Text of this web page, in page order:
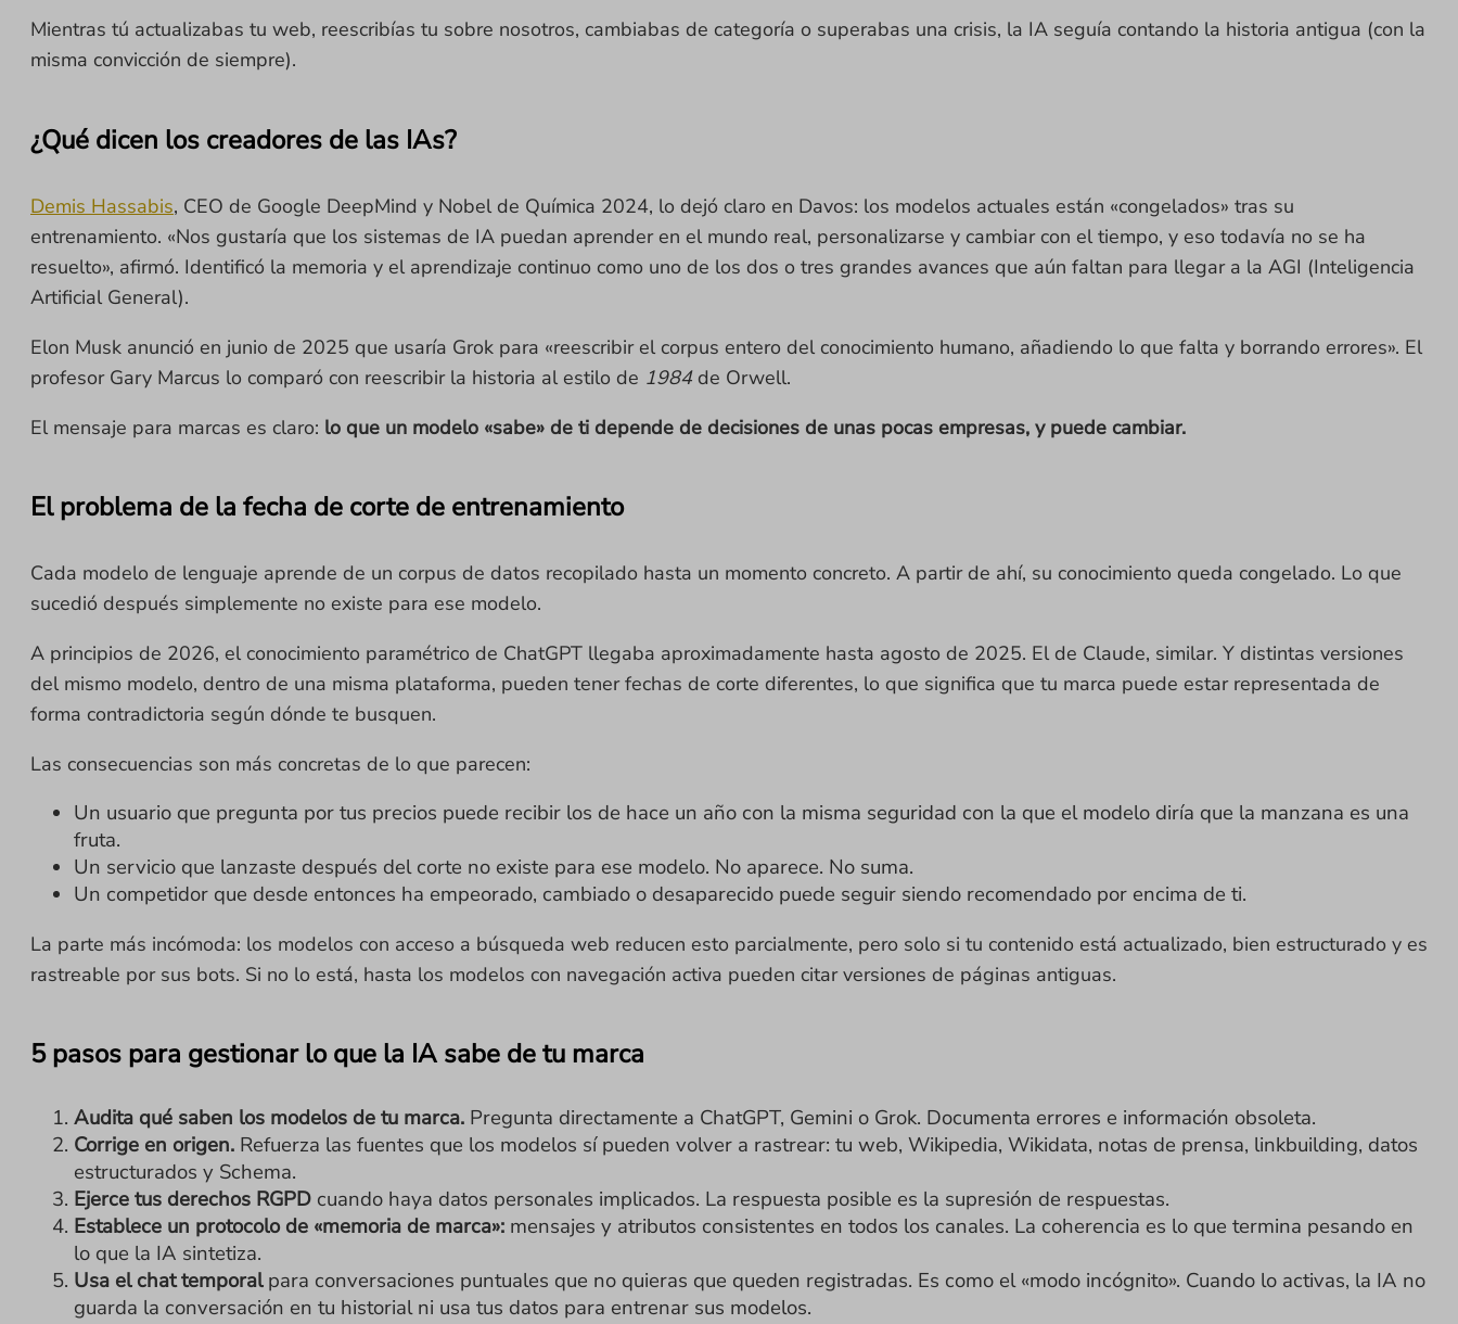
Mientras tú actualizabas tu web, reescribías tu sobre nosotros, cambiabas de categoría o superabas una crisis, la IA seguía contando la historia antigua (con la
misma convicción de siempre).
¿Qué dicen los creadores de las IAs?
Demis Hassabis, CEO de Google DeepMind y Nobel de Química 2024, lo dejó claro en Davos: los modelos actuales están «congelados» tras su
entrenamiento. «Nos gustaría que los sistemas de IA puedan aprender en el mundo real, personalizarse y cambiar con el tiempo, y eso todavía no se ha
resuelto», afirmó. Identificó la memoria y el aprendizaje continuo como uno de los dos o tres grandes avances que aún faltan para llegar a la AGI (Inteligencia
Artificial General).
Elon Musk anunció en junio de 2025 que usaría Grok para «reescribir el corpus entero del conocimiento humano, añadiendo lo que falta y borrando errores». El
profesor Gary Marcus lo comparó con reescribir la historia al estilo de 1984de Orwell.
El mensaje para marcas es claro: lo que un modelo «sabe» de ti depende de decisiones de unas pocas empresas, y puede cambiar.
El problema de la fecha de corte de entrenamiento
Cada modelo de lenguaje aprende de un corpus de datos recopilado hasta un momento concreto. A partir de ahí, su conocimiento queda congelado. Lo que
sucedió después simplemente no existe para ese modelo.
A principios de 2026, el conocimiento paramétrico de ChatGPT llegaba aproximadamente hasta agosto de 2025. El de Claude, similar. Y distintas versiones
del mismo modelo, dentro de una misma plataforma, pueden tener fechas de corte diferentes, lo que significa que tu marca puede estar representada de
forma contradictoria según dónde te busquen.
Las consecuencias son más concretas de lo que parecen:
Un usuario que pregunta por tus precios puede recibir los de hace un año con la misma seguridad con la que el modelo diría que la manzana es una
fruta.
Un servicio que lanzaste después del corte no existe para ese modelo. No aparece. No suma.
Un competidor que desde entonces ha empeorado, cambiado o desaparecido puede seguir siendo recomendado por encima de ti.
La parte más incómoda: los modelos con acceso a búsqueda web reducen esto parcialmente, pero solo si tu contenido está actualizado, bien estructurado y es
rastreable por sus bots. Si no lo está, hasta los modelos con navegación activa pueden citar versiones de páginas antiguas.
5 pasos para gestionar lo que la IA sabe de tu marca
Audita qué saben los modelos de tu marca. Pregunta directamente a ChatGPT, Gemini o Grok. Documenta errores e información obsoleta.
Corrige en origen. Refuerza las fuentes que los modelos sí pueden volver a rastrear: tu web, Wikipedia, Wikidata, notas de prensa, linkbuilding, datos
estructurados y Schema.
Ejerce tus derechos RGPD cuando haya datos personales implicados. La respuesta posible es la supresión de respuestas.
Establece un protocolo de «memoria de marca»: mensajes y atributos consistentes en todos los canales. La coherencia es lo que termina pesando en
lo que la IA sintetiza.
Usa el chat temporalpara conversaciones puntuales que no quieras que queden registradas. Es como el «modo incógnito». Cuando lo activas, la IA no
guarda la conversación en tu historial ni usa tus datos para entrenar sus modelos.